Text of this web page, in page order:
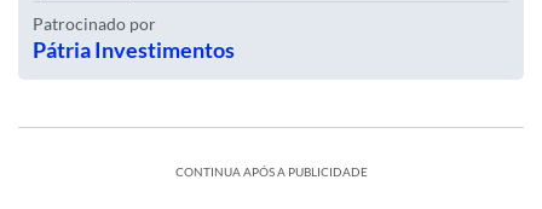
Patrocinado por
Pátria Investimentos
CONTINUA APÓS A PUBLICIDADE